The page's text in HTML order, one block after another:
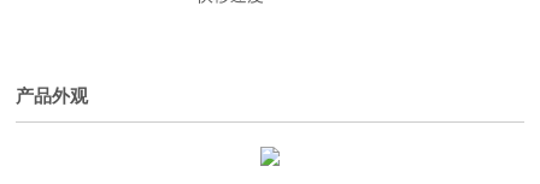
产品外观